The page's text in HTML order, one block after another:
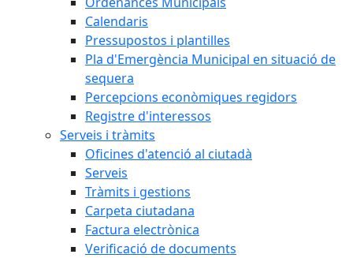
Calendaris
Pressupostos i plantilles
Pla d'Emergència Municipal en situació de
sequera
Percepcions econòmiques regidors
Registre d'interessos
Serveis i tràmits
Oficines d'atenció al ciutadà
Serveis
Tràmits i gestions
Carpeta ciutadana
Factura electrònica
Verificació de documents